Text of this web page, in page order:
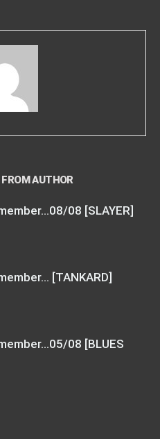
AUTHOR
08 [SLAYER]
[TANKARD]
08 [BLUES